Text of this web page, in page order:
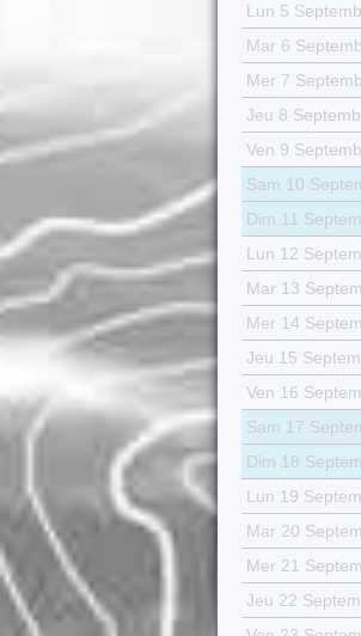
Lun 5
Mar 6
Mer 7
Jeu 8
Ven 9
Sam 10
Dim 11
Lun 12
Mar 13
Mer 14
Jeu 15
Ven 16
Sam 17
Dim 18
Lun 19
Mar 20
Mer 21
Jeu 22